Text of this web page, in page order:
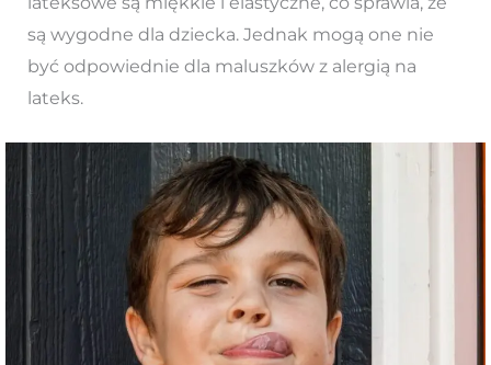
są wygodne dla dziecka. Jednak mogą one nie
być odpowiednie dla maluszków z alergią na
lateks.